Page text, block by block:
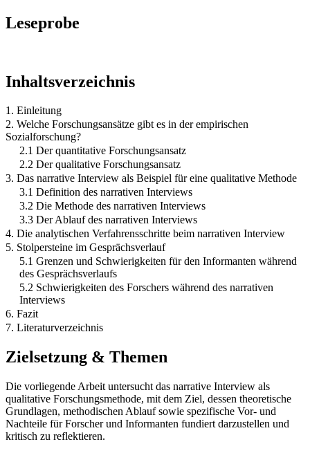
Leseprobe
Inhaltsverzeichnis
1. Einleitung
2. Welche Forschungsansätze gibt es in der empirischen
Sozialforschung?
2.1 Der quantitative Forschungsansatz
2.2 Der qualitative Forschungsansatz
3. Das narrative Interview als Beispiel für eine qualitative Methode
3.1 Definition des narrativen Interviews
3.2 Die Methode des narrativen Interviews
3.3 Der Ablauf des narrativen Interviews
4. Die analytischen Verfahrensschritte beim narrativen Interview
5. Stolpersteine im Gesprächsverlauf
5.1 Grenzen und Schwierigkeiten für den Informanten während
des Gesprächsverlaufs
5.2 Schwierigkeiten des Forschers während des narrativen
Interviews
6. Fazit
7. Literaturverzeichnis
Zielsetzung & Themen
Die vorliegende Arbeit untersucht das narrative Interview als
qualitative Forschungsmethode, mit dem Ziel, dessen theoretische
Grundlagen, methodischen Ablauf sowie spezifische Vor- und
Nachteile für Forscher und Informanten fundiert darzustellen und
kritisch zu reflektieren.